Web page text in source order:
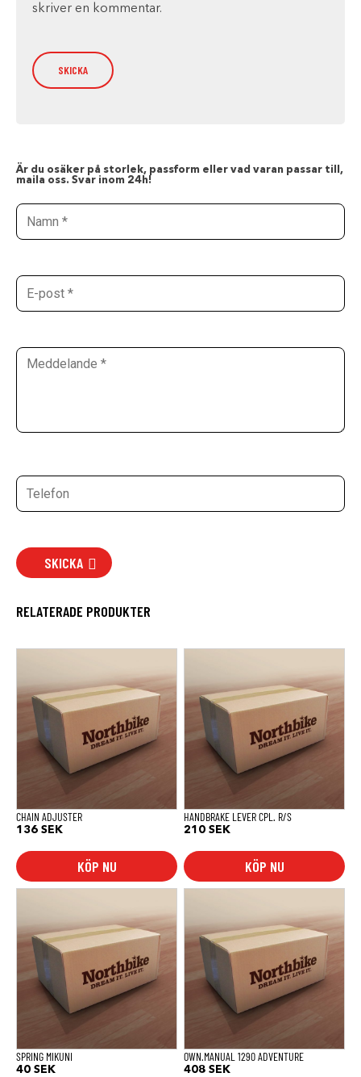
skriver en kommentar.
Är du osäker på storlek, passform eller vad varan passar till,
maila oss. Svar inom 24h!
SKICKA
RELATERADE PRODUKTER
CHAIN ADJUSTER
136 SEK
KÖP NU
HANDBRAKE LEVER CPL. R/S
210 SEK
KÖP NU
SPRING MIKUNI
40 SEK
OWN.MANUAL 1290 ADVENTURE
408 SEK